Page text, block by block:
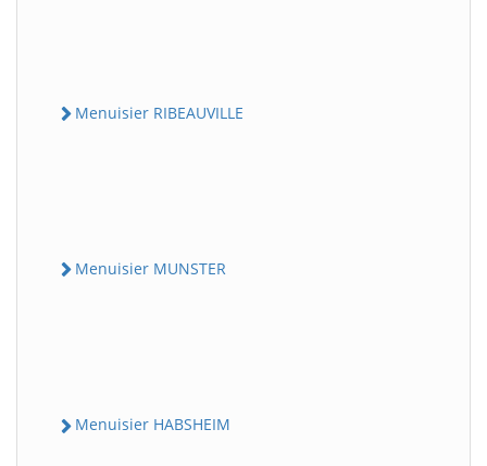
Menuisier RIBEAUVILLE
Menuisier MUNSTER
Menuisier HABSHEIM